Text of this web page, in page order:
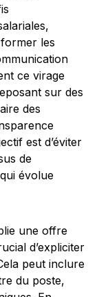
les
ce virage
sur des
des
est d’éviter
de
évolue
une offre
d’expliciter
peut inclure
du poste,